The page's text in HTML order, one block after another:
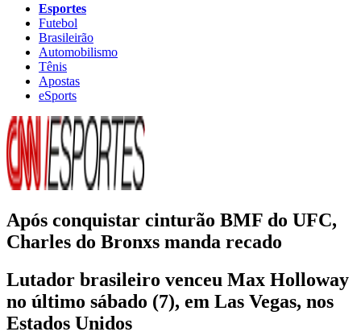
Esportes
Futebol
Brasileirão
Automobilismo
Tênis
Apostas
eSports
Após conquistar cinturão BMF do UFC,
Charles do Bronxs manda recado
Lutador brasileiro venceu Max Holloway
no último sábado (7), em Las Vegas, nos
Estados Unidos